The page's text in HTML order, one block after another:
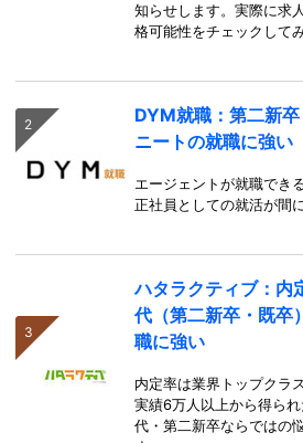
知らせします。実際に求
格可能性をチェックして
DYM就職：第二新
ニートの就職に強い
エージェントが就職でき
正社員としての就活が間
ハタラクティブ：
代（第二新卒・既卒
職に強い
内定率は業界トップクラ
実績6万人以上から得ら
代・第二新卒ならではの